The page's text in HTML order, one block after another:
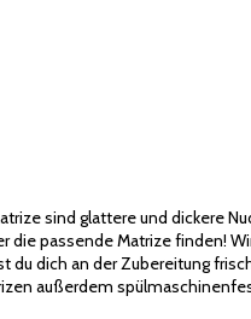
sind glattere und dickere
die passende Matrize finden!
dich an der Zubereitung
außerdem